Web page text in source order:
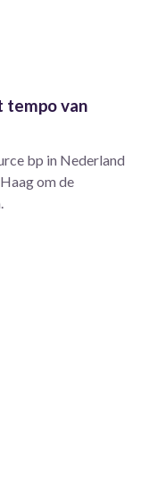
tempo van
bp in Nederland
om de